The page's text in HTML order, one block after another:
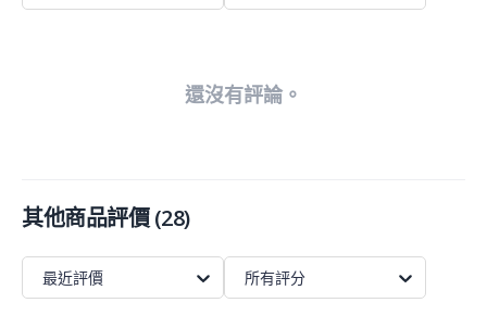
還沒有評論。
其他商品評價(28)
最近評價 所有評分